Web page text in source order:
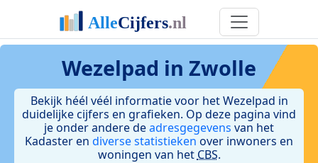
Wezelpad in Zwolle
Bekijk héél véél informatie voor het Wezelpad in
duidelijke cijfers en grafieken. Op deze pagina vind
je onder andere deadresgegevens van het
Kadaster en diverse statistieken over inwoners en
woningen van het CBS.